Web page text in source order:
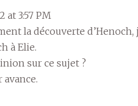
at 3:57 PM
la découverte
à Elie.
sur ce sujet ?
avance.